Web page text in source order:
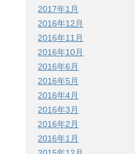
2017年1月
2016年12月
2016年11月
2016年10月
2016年6月
2016年5月
2016年4月
2016年3月
2016年2月
2016年1月